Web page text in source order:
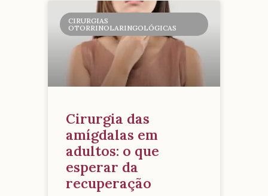
CIRURGIAS
OTORRINOLARINGOLÓGICAS
Cirurgia das
amígdalas em
adultos: o que
esperar da
recuperação